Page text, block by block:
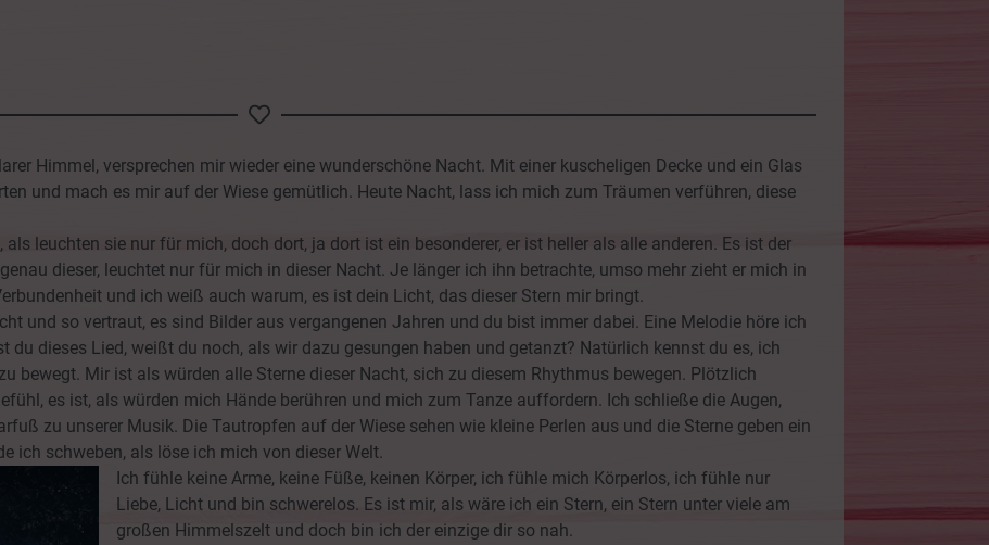
Himmel, versprechen mir wieder eine wunderschöne Nacht. Mit einer kuscheligen Decke und ein Glas
und mach es mir auf der Wiese gemütlich. Heute Nacht, lass ich mich zum Träumen verführen, diese
leuchten sie nur für mich, doch dort, ja dort ist ein besonderer, er ist heller als alle anderen. Es ist der
dieser, leuchtet nur für mich in dieser Nacht. Je länger ich ihn betrachte, umso mehr zieht er mich in
und ich weiß auch warum, es ist dein Licht, das dieser Stern mir bringt.
und so vertraut, es sind Bilder aus vergangenen Jahren und du bist immer dabei. Eine Melodie höre ich
du dieses Lied, weißt du noch, als wir dazu gesungen haben und getanzt? Natürlich kennst du es, ich
bewegt. Mir ist als würden alle Sterne dieser Nacht, sich zu diesem Rhythmus bewegen. Plötzlich
es ist, als würden mich Hände berühren und mich zum Tanze auffordern. Ich schließe die Augen,
zu unserer Musik. Die Tautropfen auf der Wiese sehen wie kleine Perlen aus und die Sterne geben ein
ich schweben, als löse ich mich von dieser Welt.
Ich fühle keine Arme, keine Füße, keinen Körper, ich fühle mich Körperlos, ich fühle nur
Liebe, Licht und bin schwerelos. Es ist mir, als wäre ich ein Stern, ein Stern unter viele am
großen Himmelszelt und doch bin ich der einzige dir so nah.